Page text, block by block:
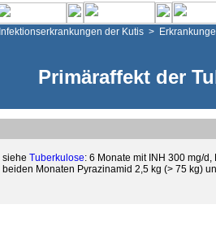
Infektionserkrankungen der Kutis >
Primäraffekt der
siehe Tuberkulose: 6 Monate mit INH 300 mg/
beiden Monaten Pyrazinamid 2,5 kg (> 75 kg)